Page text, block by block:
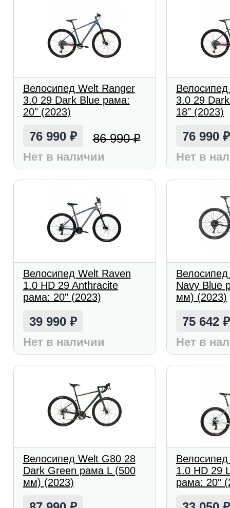
Велосипед Welt Ranger
3.0 29 Dark Blue рама:
20" (2023)
76 990 ₽ 86 990₽
Нет в наличии
3.0 29
18" (2023)
76 990₽
Нет в
Велосипед Welt Raven
1.0 HD 29 Anthracite
рама: 20" (2023)
39 990 ₽
Нет в наличии
Navy Blue
мм) (2023)
75 642₽
Нет в
Велосипед Welt G80 28
Dark Green рама L (500
мм) (2023)
1.0 HD 29
рама: 20"